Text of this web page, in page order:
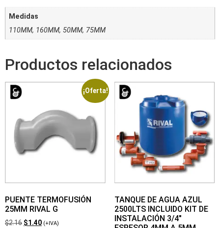
Medidas
110MM, 160MM, 50MM, 75MM
Productos relacionados
¡Oferta!
PUENTE TERMOFUSIÓN
25MM RIVAL G
$2.16 $1.40 (+IVA)
TANQUE DE AGUA AZUL
2500LTS INCLUIDO KIT DE
INSTALACIÓN 3/4″